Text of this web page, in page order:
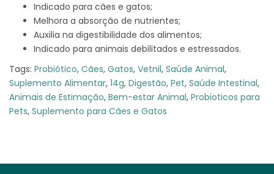
Indicado para cães e gatos;
Melhora a absorção de nutrientes;
Auxilia na digestibilidade dos alimentos;
Indicado para animais debilitados e estressados.
Tags: Probiótico, Cães, Gatos, Vetnil, Saúde Animal,
Suplemento Alimentar, 14g, Digestão, Pet, Saúde Intestinal,
Animais de Estimação, Bem-estar Animal, Probioticos para
Pets, Suplemento para Cães e Gatos